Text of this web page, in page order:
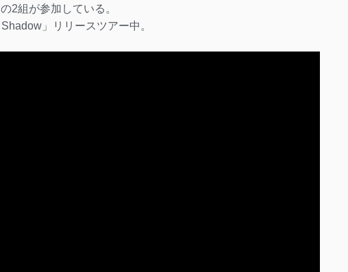
2組が参加している。
」リリースツアー中。